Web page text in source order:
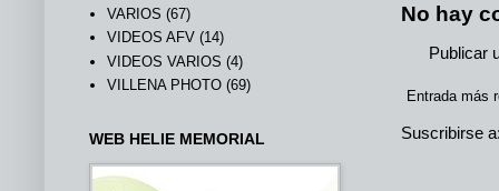
No hay
Publicar
Entrada más
Suscribirse
VARIOS (67)
VIDEOS AFV (14)
VIDEOS VARIOS (4)
VILLENA PHOTO (69)
WEB HELIE MEMORIAL